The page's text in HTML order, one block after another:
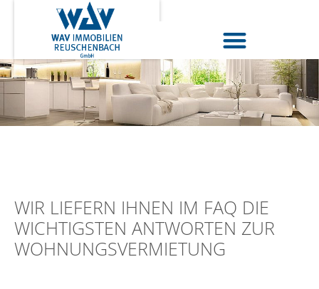
WIR LIEFERN IHNEN IM FAQ DIE
WICHTIGSTEN ANTWORTEN ZUR
WOHNUNGSVERMIETUNG